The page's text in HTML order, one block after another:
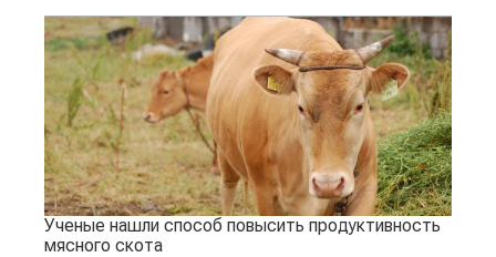
Ученые нашли способ повысить продуктивность
мясного скота